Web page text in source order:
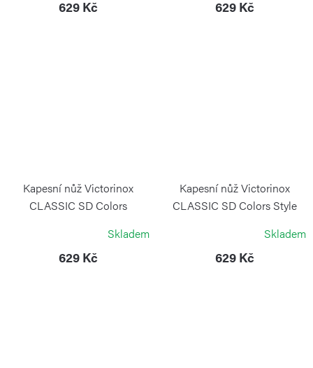
629 Kč 629 Kč
Kapesní nůž Victorinox
CLASSIC SD Colors
Skladem
629 Kč
Kapesní nůž Victorinox
CLASSIC SD Colors Style
Skladem
629 Kč